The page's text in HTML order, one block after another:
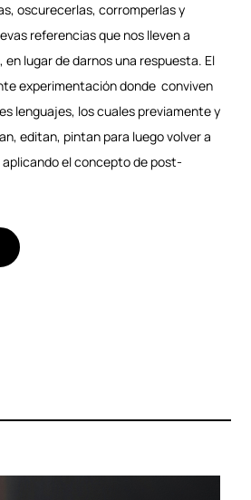
oscurecerlas, corromperlas y
referencias que nos lleven a
lugar de darnos una respuesta. El
experimentación donde conviven
lenguajes, los cuales previamente y
editan, pintan para luego volver a
el concepto de post-